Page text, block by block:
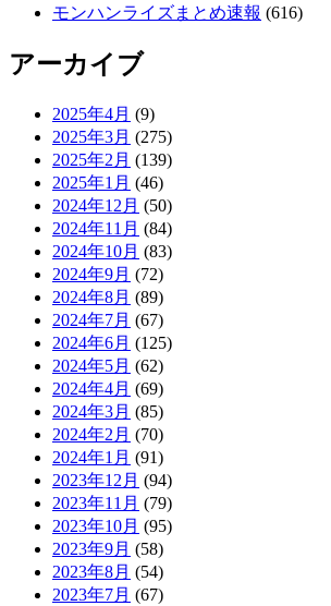
モンハンライズまとめ速報 (616)
アーカイブ
2025年4月 (9)
2025年3月 (275)
2025年2月 (139)
2025年1月 (46)
2024年12月 (50)
2024年11月 (84)
2024年10月 (83)
2024年9月 (72)
2024年8月 (89)
2024年7月 (67)
2024年6月 (125)
2024年5月 (62)
2024年4月 (69)
2024年3月 (85)
2024年2月 (70)
2024年1月 (91)
2023年12月 (94)
2023年11月 (79)
2023年10月 (95)
2023年9月 (58)
2023年8月 (54)
2023年7月 (67)